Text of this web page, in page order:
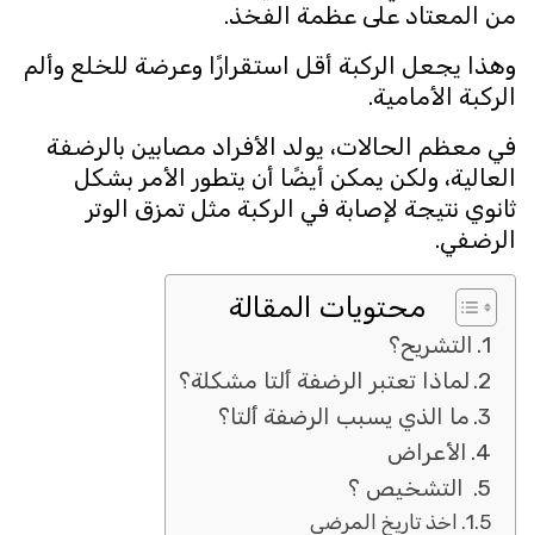
من المعتاد على عظمة الفخذ.
وهذا يجعل الركبة أقل استقرارًا وعرضة للخلع وألم
الركبة الأمامية.
في معظم الحالات، يولد الأفراد مصابين بالرضفة
العالية، ولكن يمكن أيضًا أن يتطور الأمر بشكل
ثانوي نتيجة لإصابة في الركبة مثل تمزق الوتر
الرضفي.
محتويات المقالة
التشريح؟
لماذا تعتبر الرضفة ألتا مشكلة؟
ما الذي يسبب الرضفة ألتا؟
الأعراض
التشخيص ؟
اخذ تاريخ المرضي